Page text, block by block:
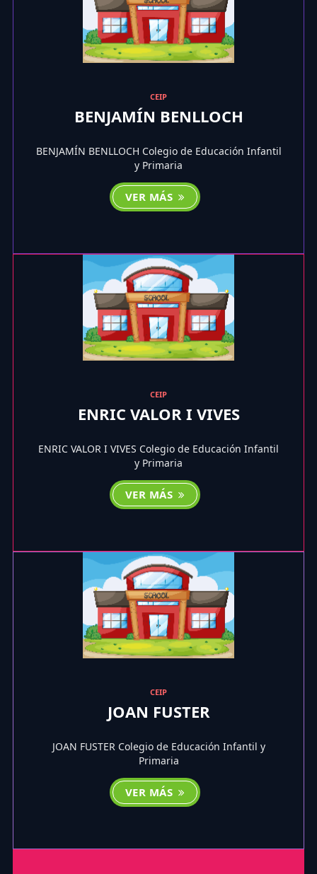
CEIP
BENJAMÍN BENLLOCH
BENJAMÍN BENLLOCH Colegio de Educación Infantil
y Primaria
VER MÁS
CEIP
ENRIC VALOR I VIVES
ENRIC VALOR I VIVES Colegio de Educación Infantil
y Primaria
VER MÁS
CEIP
JOAN FUSTER
JOAN FUSTER Colegio de Educación Infantil y
Primaria
VER MÁS